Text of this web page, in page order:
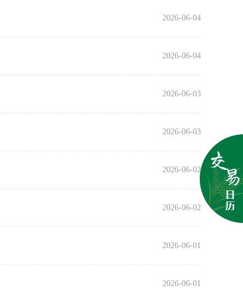
2026-06-04
2026-06-04
2026-06-03
2026-06-03
2026-06-02
2026-06-02
2026-06-01
2026-06-01